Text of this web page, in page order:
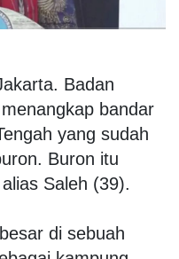
Badan
bandar
yang sudah
Buron itu
Saleh (39).
di sebuah